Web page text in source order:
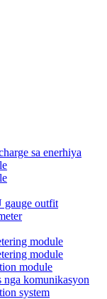
sa enerhiya
gauge outfit
module
module
module
nga komunikasyon
system